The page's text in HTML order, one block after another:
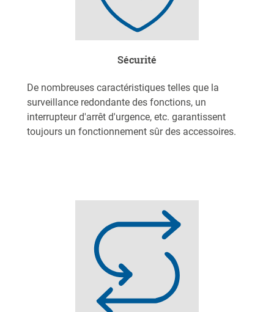
Sécurité
De nombreuses caractéristiques telles que la
surveillance redondante des fonctions, un
interrupteur d'arrêt d'urgence, etc. garantissent
toujours un fonctionnement sûr des accessoires.